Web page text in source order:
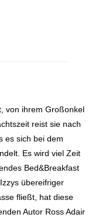
von ihrem Großonkel
reist sie nach
es sich bei dem
Es wird viel Zeit
Bed&Breakfast
übereifriger
fließt, hat diese
Autor Ross Adair